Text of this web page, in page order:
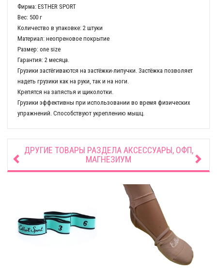
Фирма: ESTHER SPORT
Вес: 500 г
Количество в упаковке: 2 штуки
Материал: неопреновое покрытие
Размер: one size
Гарантия: 2 месяца.
Грузики застёгиваются на застёжки-липучки. Застёжка позволяет
надеть грузики как на руки, так и на ноги.
Крепятся на запястья и щиколотки.
Грузики эффективны при использовании во время физических
упражнений. Способствуют укреплению мышц.
ДРУГИЕ ТОВАРЫ РАЗДЕЛААКСЕССУАРЫ, ОФП,
МАГНЕЗИУМ